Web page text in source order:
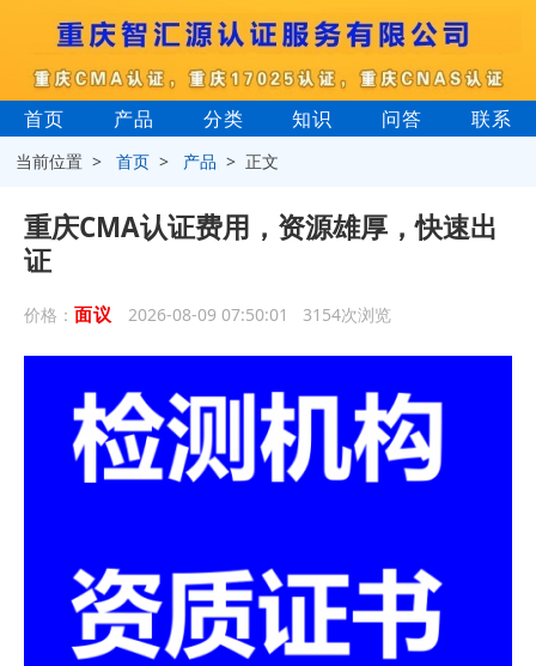
首页 产品 分类 知识 问答 联系
当前位置 >首页 > 产品 > 正文
重庆CMA认证费用，资源雄厚，快速出
证
价格： 面议 2026-08-09 07:50:01 3154次浏览